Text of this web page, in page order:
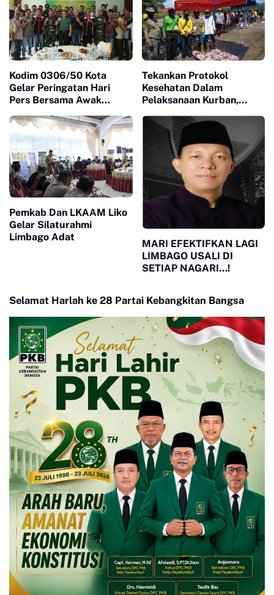
Kodim 0306/50 Kota
Gelar Peringatan Hari
Pers Bersama Awak
Tekankan Protokol
Kesehatan Dalam
Pelaksanaan Kurban,
Naikan Bendera Merah
Pemkab Dan LKAAM Liko
Gelar Silaturahmi
Limbago Adat
MARI EFEKTIFKAN LAGI
LIMBAGO USALI DI
SETIAP NAGARI...!
Selamat Harlah ke 28 Partai Kebangkitan Bangsa